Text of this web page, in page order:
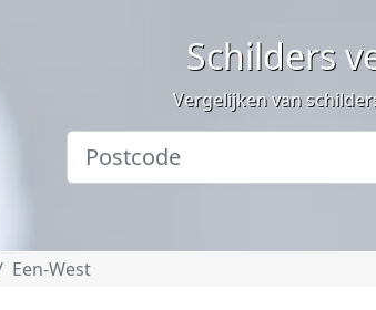
Schilders
Vergelijken van
Een-West